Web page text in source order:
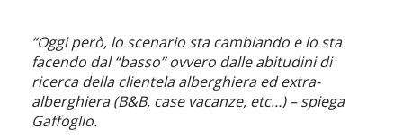
“Oggi però, lo scenario sta cambiando e lo sta
facendo dal “basso” ovvero dalle abitudini di
ricerca della clientela alberghiera ed extra-
alberghiera (B&B, case vacanze, etc…) – spiega
Gaffoglio.